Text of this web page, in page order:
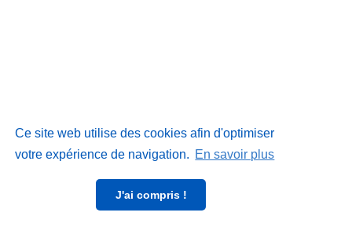
Ce site web utilise des cookies afin d'optimiser
votre expérience de navigation. En savoir plus
J'ai compris !